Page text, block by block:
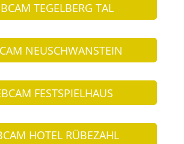
TEGELBERG TAL
NEUSCHWANSTEIN
FESTSPIELHAUS
HOTEL RÜBEZAHL